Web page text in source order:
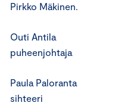
Pirkko Mäkinen.
Outi Antila
puheenjohtaja
Paula Paloranta
sihteeri